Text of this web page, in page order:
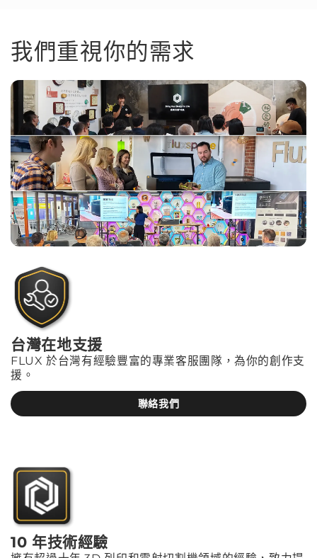
我們重視你的需求
台灣在地支援
FLUX 於台灣有經驗豐富的專業客服團隊，為你的創作支
援。
聯絡我們
10 年技術經驗